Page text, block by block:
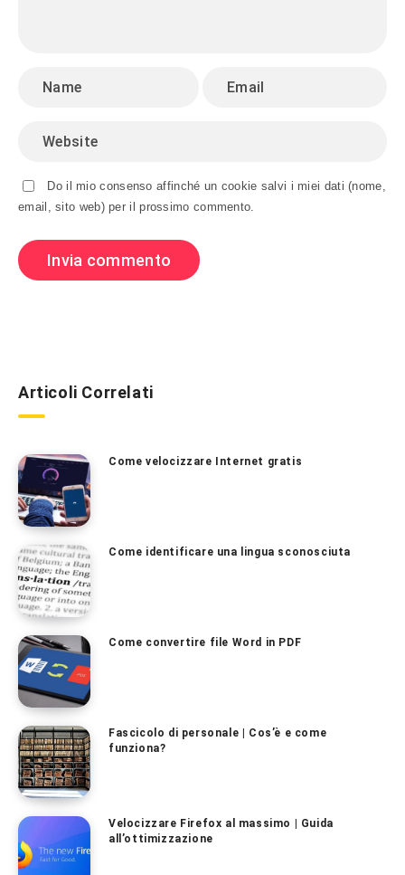
Do il mio consenso affinché un cookie salvi i miei dati (nome,
email, sito web) per il prossimo commento.
Articoli Correlati
Come velocizzare Internet gratis
Come identificare una lingua sconosciuta
Come convertire file Word in PDF
Fascicolo di personale | Cos’è e come
funziona?
Velocizzare Firefox al massimo | Guida
all’ottimizzazione